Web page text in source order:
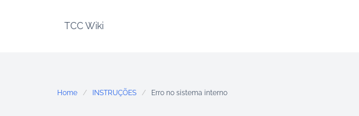
TCC Wiki
Home INSTRUÇÕES Erro no sistema interno